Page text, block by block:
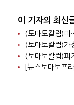
이 기자의 최신
(토마토칼럼)미
(토마토칼럼)가
(토마토칼럼)피
[뉴스토마토프